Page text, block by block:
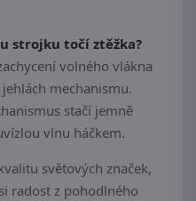
strojku točí ztěžka?
volného vlákna
mechanismu.
stačí jemně
vlnu háčkem.
světových značek,
radost z pohodlného